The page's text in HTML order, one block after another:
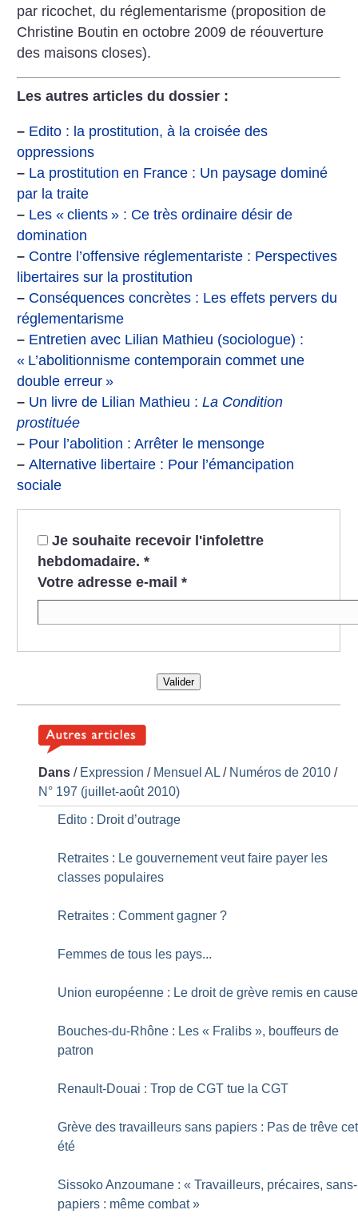
par ricochet, du réglementarisme (proposition de
Christine Boutin en octobre 2009 de réouverture
des maisons closes).
Les autres articles du dossier :
– Edito : la prostitution, à la croisée des
oppressions
– La prostitution en France : Un paysage dominé
par la traite
– Les « clients » : Ce très ordinaire désir de
domination
– Contre l’offensive réglementariste : Perspectives
libertaires sur la prostitution
– Conséquences concrètes : Les effets pervers du
réglementarisme
– Entretien avec Lilian Mathieu (sociologue) :
« L’abolitionnisme contemporain commet une
double erreur »
– Un livre de Lilian Mathieu :La Condition
prostituée
– Pour l’abolition : Arrêter le mensonge
– Alternative libertaire : Pour l’émancipation
sociale
Je souhaite recevoir l'infolettre
hebdomadaire. *
Votre adresse e-mail *
Valider
Dans / Expression / Mensuel AL/ Numéros de 2010 /
N° 197 (juillet-août 2010)
Edito : Droit d’outrage
Retraites : Le gouvernement veut faire payer les
classes populaires
Retraites : Comment gagner ?
Femmes de tous les pays...
Union européenne : Le droit de grève remis en cause
Bouches-du-Rhône : Les « Fralibs », bouffeurs de
patron
Renault-Douai : Trop de CGT tue la CGT
Grève des travailleurs sans papiers : Pas de trêve cet
été
Sissoko Anzoumane : « Travailleurs, précaires, sans-
papiers : même combat »